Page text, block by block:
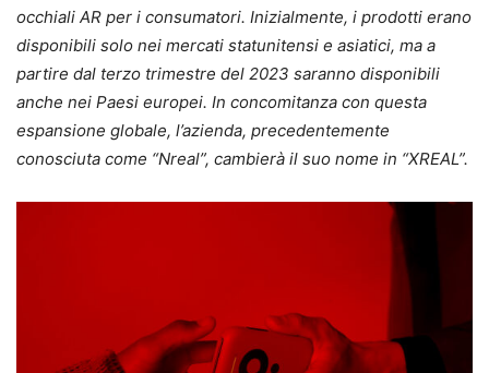
occhiali AR per i consumatori. Inizialmente, i prodotti erano
disponibili solo nei mercati statunitensi e asiatici, ma a
partire dal terzo trimestre del 2023 saranno disponibili
anche nei Paesi europei. In concomitanza con questa
espansione globale, l’azienda, precedentemente
conosciuta come “Nreal”, cambierà il suo nome in “XREAL”.